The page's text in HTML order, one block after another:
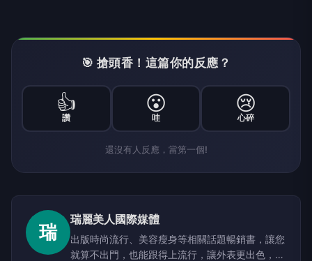
🎯 搶頭香！這篇你的反應？
👍
讚
😮
哇
😢
心碎
還沒有人反應，當第一個!
瑞
瑞麗美人國際媒體
出版時尚流行、美容瘦身等相關話題暢銷書，讓您
就算不出門，也能跟得上流行，讓外表更出色，增